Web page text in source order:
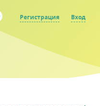
Регистрация Вход